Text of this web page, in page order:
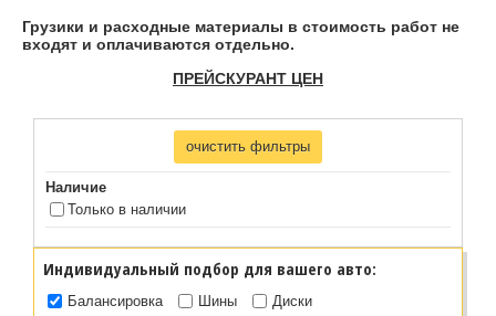
Грузики и расходные материалы в стоимость работ не
входят и оплачиваются отдельно.
ПРЕЙСКУРАНТ ЦЕН
очистить фильтры
Наличие
Только в наличии
Индивидуальный подбор для вашего авто:
Балансировка Шины
Диски